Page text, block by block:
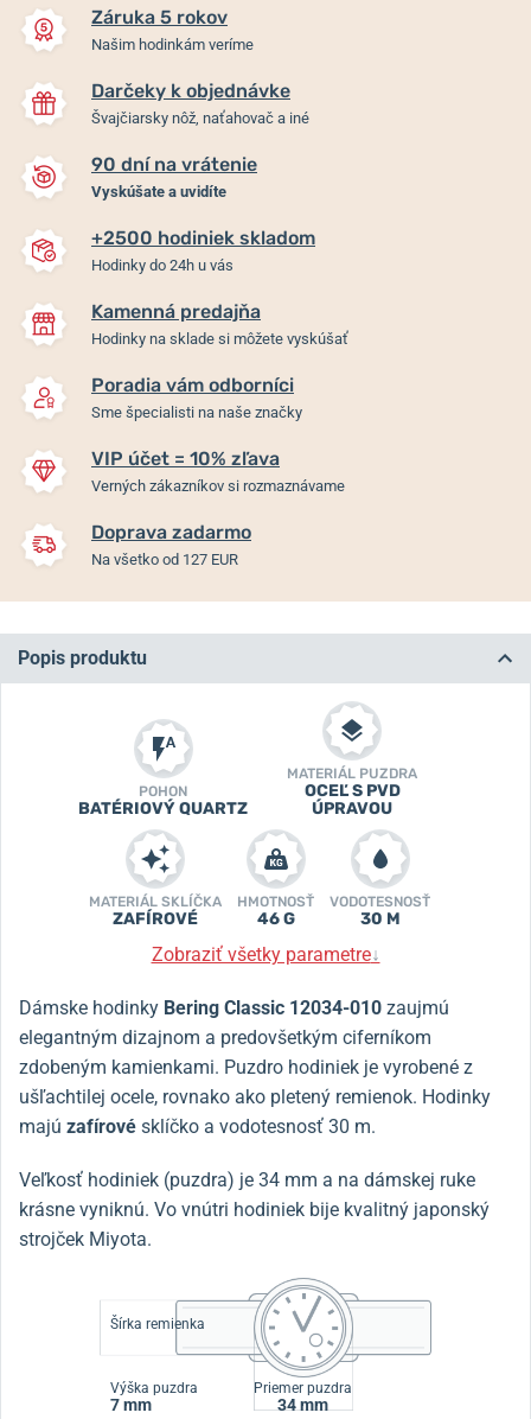
Záruka 5 rokov
Našim hodinkám veríme
Darčeky k objednávke
Švajčiarsky nôž, naťahovač a iné
90 dní na vrátenie
Vyskúšate a uvidíte
+2500 hodiniek skladom
Hodinky do 24h u vás
Kamenná predajňa
Hodinky na sklade si môžete vyskúšať
Poradia vám odborníci
Sme špecialisti na naše značky
VIP účet = 10% zľava
Verných zákazníkov si rozmaznávame
Doprava zadarmo
Na všetko od 127 EUR
Popis produktu
POHON
BATÉRIOVÝ QUARTZ
MATERIÁL PUZDRA
OCEĽ S PVD
ÚPRAVOU
MATERIÁL SKLÍČKA
ZAFÍROVÉ
HMOTNOSŤ
46 G
VODOTESNOSŤ
30 M
Zobraziť všetky parametre↓
Dámske hodinky Bering Classic 12034-010 zaujmú
elegantným dizajnom a predovšetkým ciferníkom
zdobeným kamienkami. Puzdro hodiniek je vyrobené z
ušľachtilej ocele, rovnako ako pletený remienok. Hodinky
majú zafírové sklíčko a vodotesnosť 30 m.
Veľkosť hodiniek (puzdra) je 34 mm a na dámskej ruke
krásne vyniknú. Vo vnútri hodiniek bije kvalitný japonský
strojček Miyota.
Šírka remienka
Výška puzdra
7 mm
Priemer puzdra
34 mm